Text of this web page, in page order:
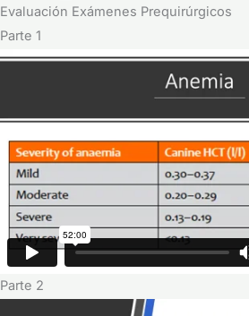
Evaluación Exámenes Prequirúrgicos
Parte 1
Parte 2